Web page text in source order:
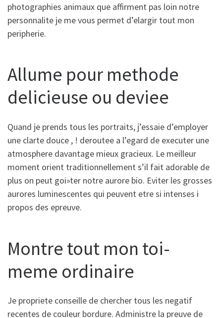
photographies animaux que affirment pas loin notre
personnalite je me vous permet d’elargir tout mon
peripherie.
Allume pour methode
delicieuse ou deviee
Quand je prends tous les portraits, j’essaie d’employer
une clarte douce , ! deroutee a l’egard de executer une
atmosphere davantage mieux gracieux. Le meilleur
moment orient traditionnellement s’il fait adorable de
plus on peut goi»ter notre aurore bio. Eviter les grosses
aurores luminescentes qui peuvent etre si intenses i
propos des epreuve.
Montre tout mon toi-
meme ordinaire
Je propriete conseille de chercher tous les negatif
recentes de couleur bordure. Administre la preuve de